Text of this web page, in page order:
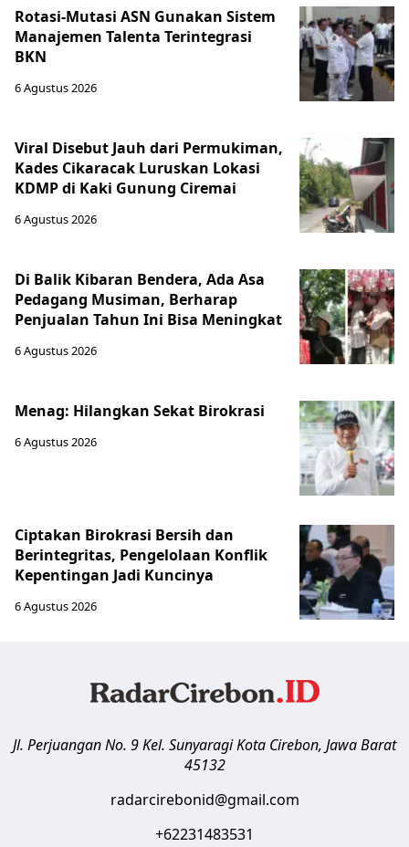
Rotasi-Mutasi ASN Gunakan Sistem
Manajemen Talenta Terintegrasi
BKN
6 Agustus 2026
Viral Disebut Jauh dari Permukiman,
Kades Cikaracak Luruskan Lokasi
KDMP di Kaki Gunung Ciremai
6 Agustus 2026
Di Balik Kibaran Bendera, Ada Asa
Pedagang Musiman, Berharap
Penjualan Tahun Ini Bisa Meningkat
6 Agustus 2026
Menag: Hilangkan Sekat Birokrasi
6 Agustus 2026
Ciptakan Birokrasi Bersih dan
Berintegritas, Pengelolaan Konflik
Kepentingan Jadi Kuncinya
6 Agustus 2026
Jl. Perjuangan No. 9 Kel. SunyaragiKota Cirebon, Jawa Barat
45132
radarcirebonid@gmail.com
+62231483531